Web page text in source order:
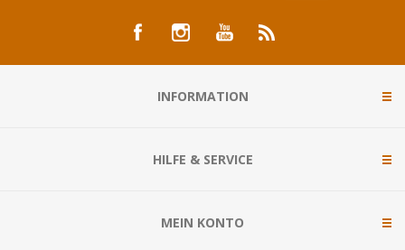
INFORMATION
HILFE & SERVICE
MEIN KONTO